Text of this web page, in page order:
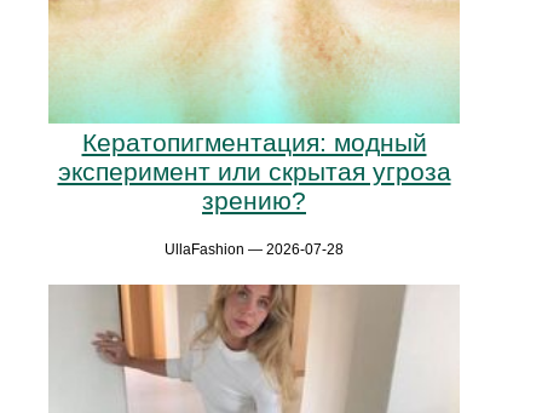
Кератопигментация: модный
эксперимент или скрытая угроза
зрению?
UllaFashion — 2026-07-28